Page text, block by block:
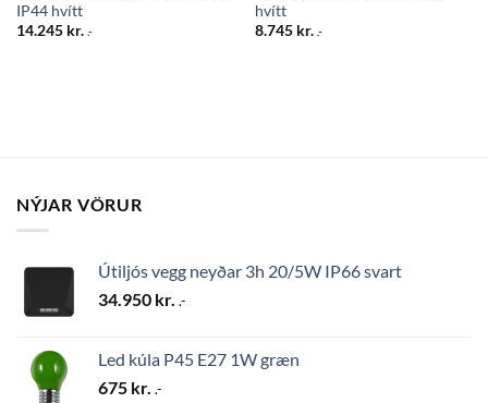
IP44 hvítt
14.245 kr. .-
hvítt
8.745 kr. .-
NÝJAR VÖRUR
Útiljós vegg neyðar 3h 20/5W IP66 svart
34.950 kr. .-
Led kúla P45 E27 1W græn
675 kr. .-